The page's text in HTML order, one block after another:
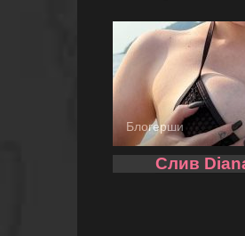
Блогерши
Слив